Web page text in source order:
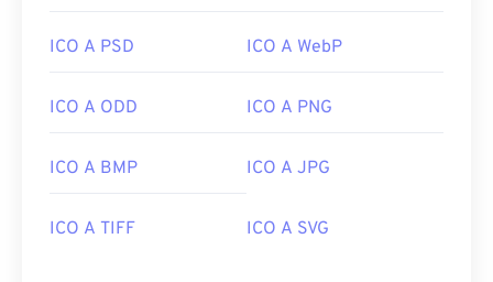
ICO A PSD ICO A WebP
ICO A ODD ICO A PNG
ICO A BMP ICO A JPG
ICO A TIFF ICO A SVG